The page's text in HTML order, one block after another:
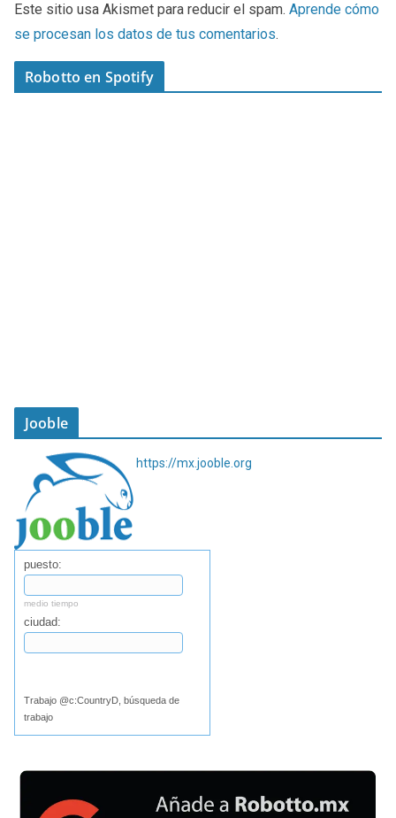
Este sitio usa Akismet para reducir el spam. Aprende cómo
se procesan los datos de tus comentarios.
Robotto en Spotify
Jooble
https://mx.jooble.org
puesto:
medio tiempo
ciudad:
Trabajo @c:CountryD, búsqueda de
trabajo